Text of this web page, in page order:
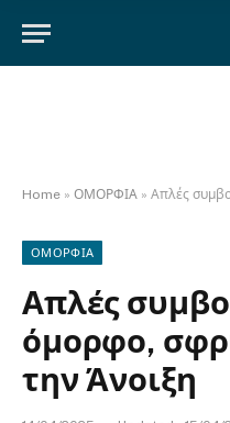
Home » ΟΜΟΡΦΙΑ » Απλές
ΟΜΟΡΦΙΑ
Απλές
όμορφο,
την Άνοιξη